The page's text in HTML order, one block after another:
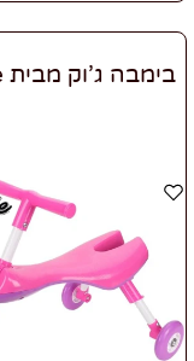
בימבה ג'וק מבית Hurtle